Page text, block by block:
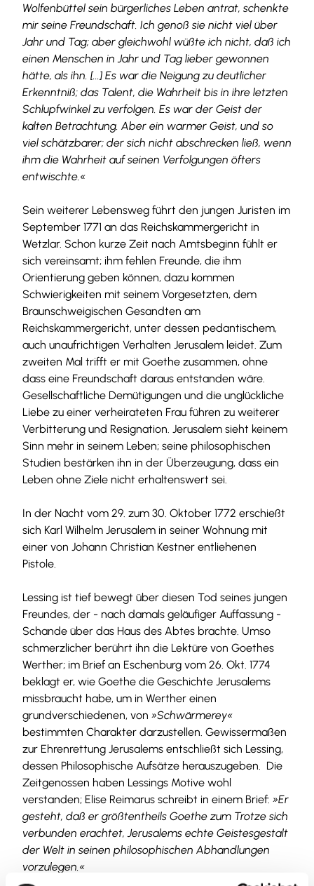
Wolfenbüttel sein bürgerliches Leben antrat, schenkte
mir seine Freundschaft. Ich genoß sie nicht viel über
Jahr und Tag; aber gleichwohl wüßte ich nicht, daß ich
einen Menschen in Jahr und Tag lieber gewonnen
hätte, als ihn. [...] Es war die Neigung zu deutlicher
Erkenntniß; das Talent, die Wahrheit bis in ihre letzten
Schlupfwinkel zu verfolgen. Es war der Geist der
kalten Betrachtung. Aber ein warmer Geist, und so
viel schätzbarer; der sich nicht abschrecken ließ, wenn
ihm die Wahrheit auf seinen Verfolgungen öfters
entwischte.«
Sein weiterer Lebensweg führt den jungen Juristen im
September 1771 an das Reichskammergericht in
Wetzlar. Schon kurze Zeit nach Amtsbeginn fühlt er
sich vereinsamt; ihm fehlen Freunde, die ihm
Orientierung geben können, dazu kommen
Schwierigkeiten mit seinem Vorgesetzten, dem
Braunschweigischen Gesandten am
Reichskammergericht, unter dessen pedantischem,
auch unaufrichtigen Verhalten Jerusalem leidet. Zum
zweiten Mal trifft er mit Goethe zusammen, ohne
dass eine Freundschaft daraus entstanden wäre.
Gesellschaftliche Demütigungen und die unglückliche
Liebe zu einer verheirateten Frau führen zu weiterer
Verbitterung und Resignation. Jerusalem sieht keinem
Sinn mehr in seinem Leben; seine philosophischen
Studien bestärken ihn in der Überzeugung, dass ein
Leben ohne Ziele nicht erhaltenswert sei.
In der Nacht vom 29. zum 30. Oktober 1772 erschießt
sich Karl Wilhelm Jerusalem in seiner Wohnung mit
einer von Johann Christian Kestner entliehenen
Pistole.
Lessing ist tief bewegt über diesen Tod seines jungen
Freundes, der - nach damals geläufiger Auffassung -
Schande über das Haus des Abtes brachte. Umso
schmerzlicher berührt ihn die Lektüre von Goethes
Werther; im Brief an Eschenburg vom 26. Okt. 1774
beklagt er, wie Goethe die Geschichte Jerusalems
missbraucht habe, um in Werther einen
grundverschiedenen, von »Schwärmerey«
bestimmten Charakter darzustellen. Gewissermaßen
zur Ehrenrettung Jerusalems entschließt sich Lessing,
dessen Philosophische Aufsätze herauszugeben. Die
Zeitgenossen haben Lessings Motive wohl
verstanden; Elise Reimarus schreibt in einem Brief: »Er
gesteht, daß er größtentheils Goethe zum Trotze sich
verbunden erachtet, Jerusalems echte Geistesgestalt
der Welt in seinen philosophischen Abhandlungen
vorzulegen.«